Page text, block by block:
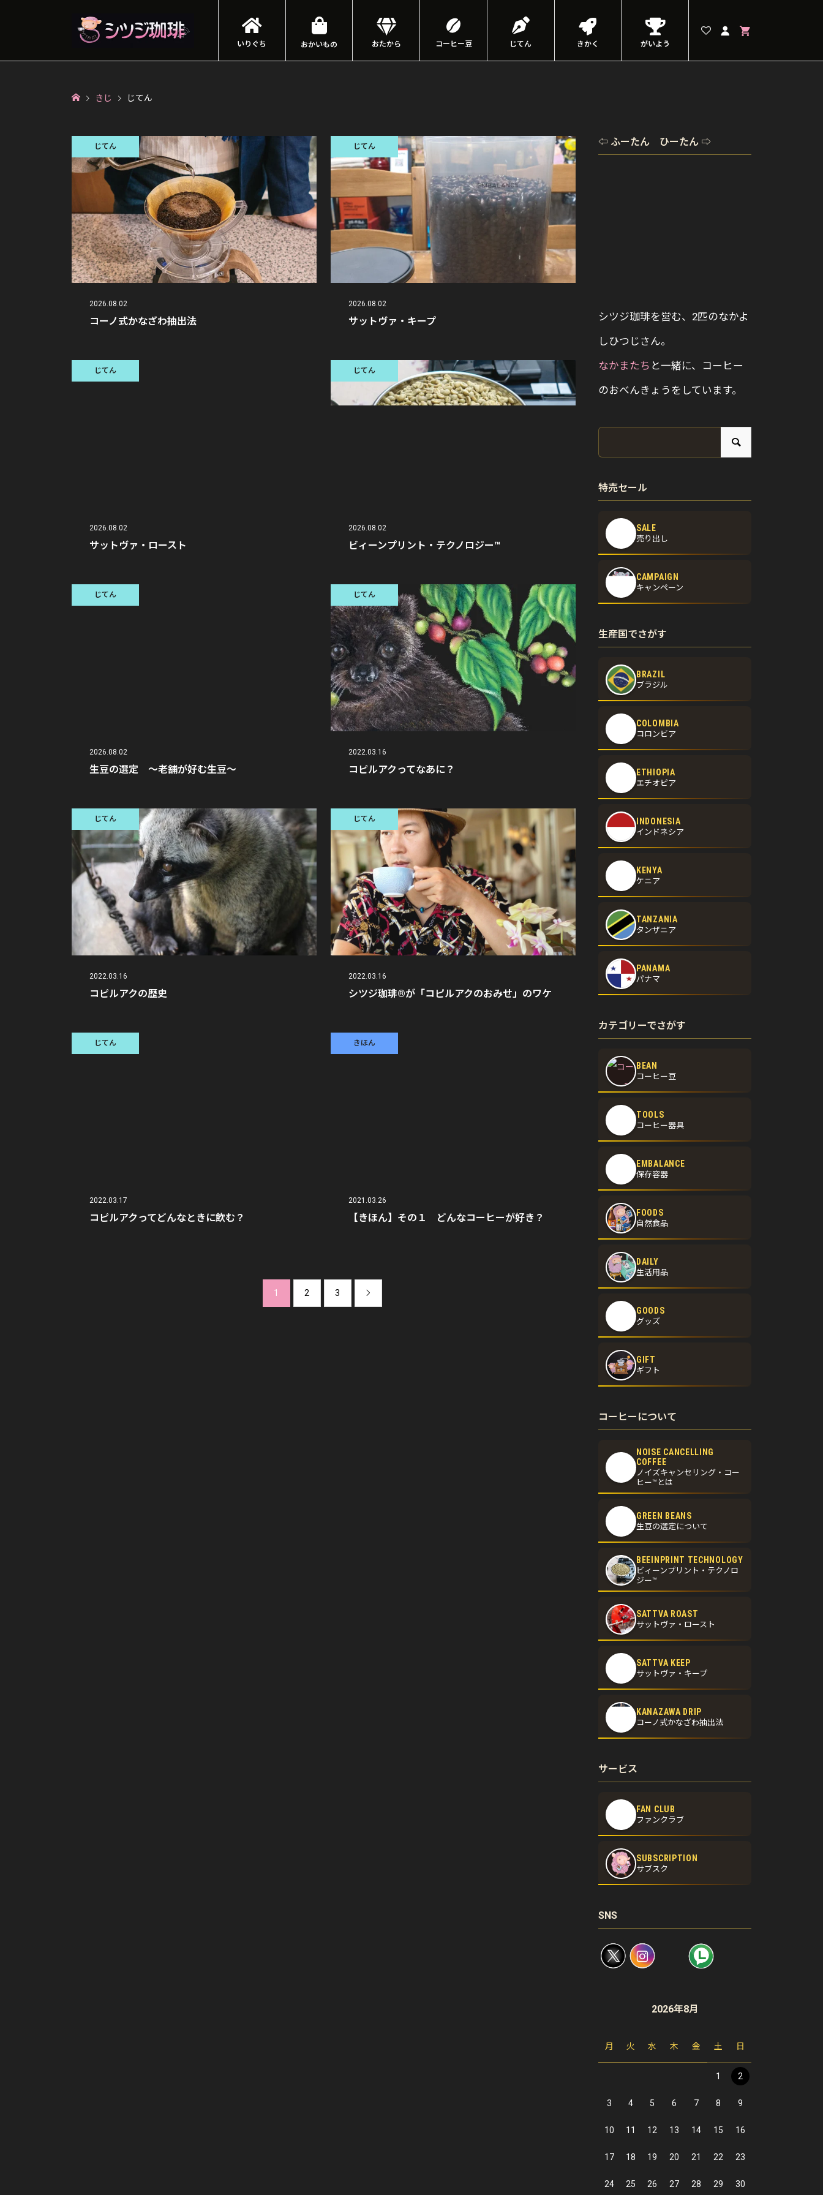
いりぐち おかいもの おたから コーヒー豆 じてん きかく がいよう
きじ じてん
2026.08.02
コーノ式かなざわ抽出法
じてん
2026.08.02
サットヴァ・キープ
じてん
2026.08.02
サットヴァ・ロースト
じてん
2026.08.02
ビィーンプリント・テクノロジー™︎
じてん
2026.08.02
生豆の選定 〜老舗が好む生豆〜
じてん
2022.03.16
コピルアクってなあに？
じてん
2022.03.16
コピルアクの歴史
じてん
2022.03.16
シツジ珈琲®が「コピルアクのおみせ」のワケ
じてん
2022.03.17
コピルアクってどんなときに飲む？
じてん
2021.03.26
【きほん】その１ どんなコーヒーが好き？
きほん
1 2 3 
⇦ ふーたん ひーたん ⇨
シツジ珈琲を営む、2匹のなかよ
しひつじさん。
なかまたち と一緒に、コーヒー
のおべんきょうをしています。
特売セール
SALE
売り出し
CAMPAIGN
キャンペーン
生産国でさがす
BRAZIL
ブラジル
COLOMBIA
コロンビア
ETHIOPIA
エチオピア
INDONESIA
インドネシア
KENYA
ケニア
TANZANIA
タンザニア
PANAMA
パナマ
カテゴリーでさがす
BEAN
コーヒー豆
TOOLS
コーヒー器具
EMBALANCE
保存容器
FOODS
自然食品
DAILY
生活用品
GOODS
グッズ
GIFT
ギフト
コーヒーについて
NOISE CANCELLING
COFFEE
ノイズキャンセリング・コー
ヒー™とは
GREEN BEANS
生豆の選定について
BEEINPRINT TECHNOLOGY
ビィーンプリント・テクノロ
ジー™
SATTVA ROAST
サットヴァ・ロースト
SATTVA KEEP
サットヴァ・キープ
KANAZAWA DRIP
コーノ式かなざわ抽出法
サービス
FAN CLUB
ファンクラブ
SUBSCRIPTION
サブスク
SNS
2026年8月
月 火 水 木 金 土 日
1 2
3 4 5 6 7 8 9
10 11 12 13 14 15 16
17 18 19 20 21 22 23
24 25 26 27 28 29 30